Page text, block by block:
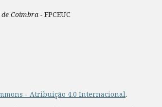
Coimbra - FPCEUC
- Atribuição 4.0 Internacional.